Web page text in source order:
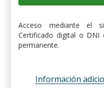
Acceso mediante el
Certificado digital o DNI
permanente.
Información